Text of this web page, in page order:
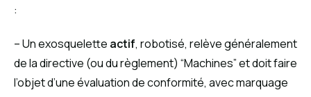
:
– Un exosquelette actif, robotisé, relève généralement
de la directive (ou du règlement) “Machines” et doit faire
l’objet d’une évaluation de conformité, avec marquage